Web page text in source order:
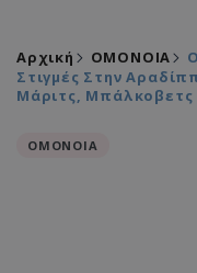
Αρχική ΟΜΟΝΟΙΑ
Στιγμές Στην
Μάριτς, Μπάλκοβετς
ΟΜΟΝΟΙΑ